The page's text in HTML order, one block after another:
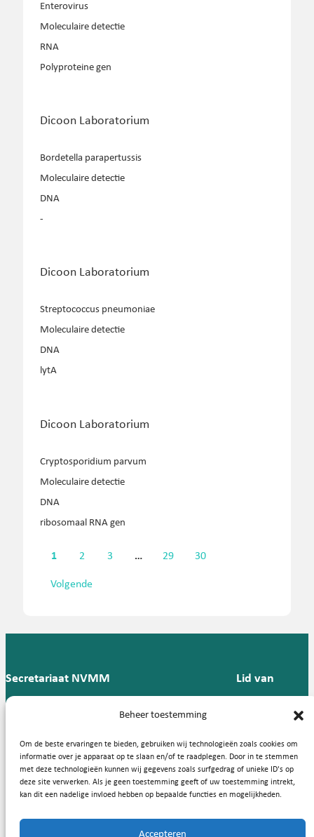
Beheer toestemming
Om de beste ervaringen te bieden, gebruiken wij technologieën zoals cookies om
informatie over je apparaat op te slaan en/of te raadplegen. Door in te stemmen
met deze technologieën kunnen wij gegevens zoals surfgedrag of unieke ID's op
deze site verwerken. Als je geen toestemming geeft of uw toestemming intrekt,
kan dit een nadelige invloed hebben op bepaalde functies en mogelijkheden.
Accepteren
Enterovirus
Moleculaire detectie
RNA
Polyproteine gen
Dicoon Laboratorium
Bordetella parapertussis
Moleculaire detectie
DNA
-
Dicoon Laboratorium
Streptococcus pneumoniae
Moleculaire detectie
DNA
lytA
Dicoon Laboratorium
Cryptosporidium parvum
Moleculaire detectie
DNA
ribosomaal RNA gen
1 2 3 … 29 30
Volgende
Secretariaat NVMM
Groningen
T: 088 -
57
Lid van
Handige links